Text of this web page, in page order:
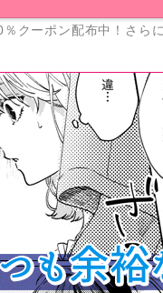
クーポン配布中！さら